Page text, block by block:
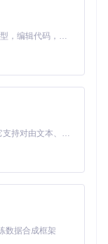
适配不同下载工
Claude Code 的开源替代方案。连接任意大模型，编辑代码，运行命令，自动验证 — 全自动执行。用 Rust 构建，极致性能。 ｜ An open-source alternative to Claude Code. Connect any LLM, edit code, run commands, and verify changes — autonomously. Built in Rust for speed. Get Started
MiniMax H3 是一个通用的全模态生成系统。它支持对由文本、图像、视频和音频组成的多模态上下文进行统一理解，并能生成分辨率高达 2K、时长可达 15 秒的带原生立体声音频的视频。得益于面向任务泛化的系统设计，H3 在预训练阶段就已具备广泛的多模态上下文理解与生成能力，能够出色地执行复杂的多模态指令。
数据合成框架